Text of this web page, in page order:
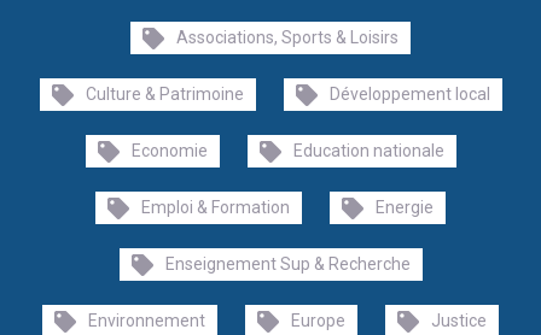
Associations, Sports & Loisirs
Culture & Patrimoine Développement local
Economie Education nationale
Emploi & Formation Energie
Enseignement Sup & Recherche
Environnement Europe Justice